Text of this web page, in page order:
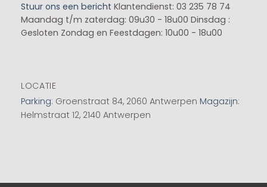
Stuur ons een bericht Klantendienst: 03 235 78 74
Maandag t/m zaterdag: 09u30 - 18u00 Dinsdag :
Gesloten Zondag en Feestdagen: 10u00 - 18u00
LOCATIE
Parking: Groenstraat 84, 2060 Antwerpen Magazijn:
Helmstraat 12, 2140 Antwerpen